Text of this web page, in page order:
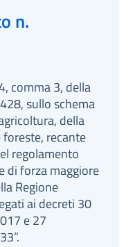
n.
comma 3, della
sullo schema
della
recante
regolamento
di forza maggiore
Regione
ai decreti 30
e 27